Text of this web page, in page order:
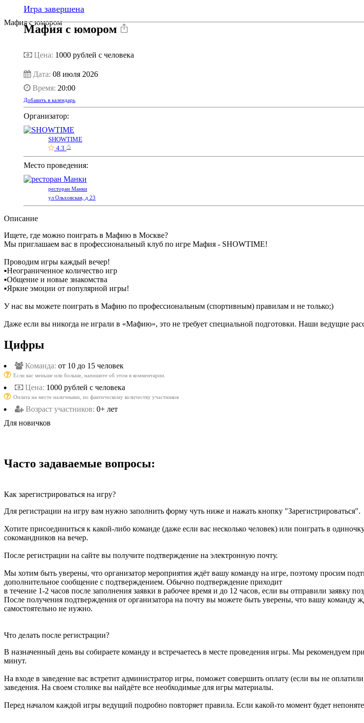
Мафия с юмором
Игра завершена
Мафия с юмором
Цена: 1000 рублей с человека
Дата: 08 июля 2026
Время: 20:00
Добавить в календарь
Организатор:
SHOWTIME
4.3 /5
Место проведения:
ресторан Манки
ул Ольховская, д 23
Описание
Ищете, где можно поиграть в Мафию в Москве?
Мы приглашаем вас в профессиональный клуб по игре Мафия - SHOWTIME!
Проводим игры каждый вечер!
▪️Неограниченное количество игр
▪️Общение и новые знакомства
▪️Яркие эмоции от популярной игры!
У нас вы можете поиграть в Мафию по профессиональным (спортивным) правилам и не только;)
Даже если вы никогда не играли в «Мафию», это не требует специальной подготовки. Наши ведущие
Цифры
Команда: от 10 до 15 человек
Если вас меньше или больше, напишите об этом в комментарии.
Цена: 1000 рублей с человека
Оплата на месте наличными, по фактическому количеству участников
Возраст участников: 0+ лет
Для новичков
Часто задаваемые вопросы:
Как зарегистрироваться на игру?
Для регистрации на игру вам нужно заполнить форму чуть ниже и нажать кнопку "Зарегистрироваться".
Хотите присоединиться к какой-либо команде (даже если вас несколько человек) или поиграть в
сокомандников на вечер.
После регистрации на сайте вы получите подтверждение на электронную почту.
Мы хотим быть уверены, что организатор мероприятия ждёт вашу команду на игре, поэтому просим
дополнительное сообщение с подтверждением. Обычно подтверждение приходит
в течение 1-2 часов после заполнения заявки в рабочее время и до 12 часов, если вы отправили заявку
После получения подтверждения от организатора на почту вы можете быть уверены, что вашу команду
самостоятельно не нужно.
Что делать после регистрации?
В назначенный день вы собираете команду и встречаетесь в месте проведения игры. Мы рекомендуем
минут.
На входе в заведение вас встретит администратор игры, поможет совершить оплату (если вы не
заведения. На своем столике вы найдёте все необходимые для игры материалы.
Перед началом каждой игры ведущий подробно повторяет правила. Если какой-то момент будет